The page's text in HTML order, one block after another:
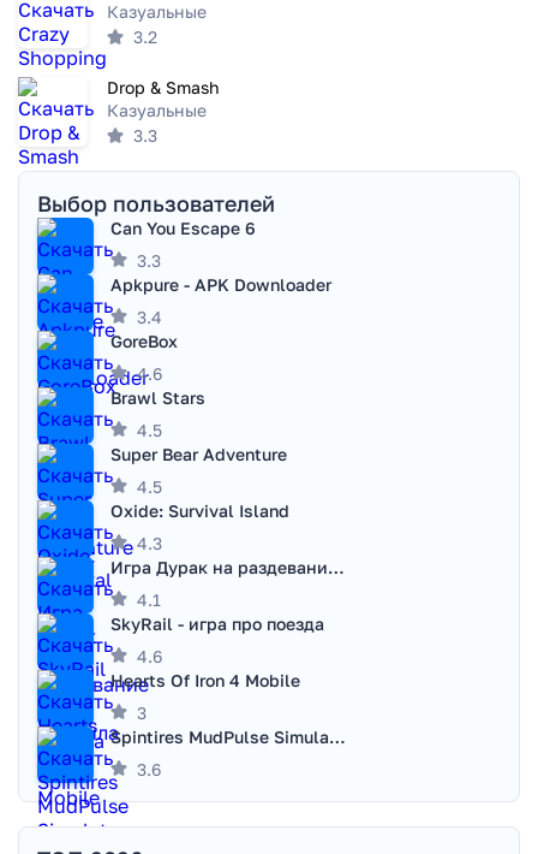
Казуальные
3.2
Drop & Smash
Казуальные
3.3
Выбор пользователей
Can You Escape 6
3.3
Apkpure - APK Downloader
3.4
GoreBox
4.6
Brawl Stars
4.5
Super Bear Adventure
4.5
Oxide: Survival Island
4.3
Игра Дурак на раздевание - Правила игры
4.1
SkyRail - игра про поезда
4.6
Hearts Of Iron 4 Mobile
3
Spintires MudPulse Simulator
3.6